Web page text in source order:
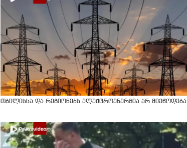
თბილისსა და რეგიონებს ელექტროენერგია არ მიეწოდება